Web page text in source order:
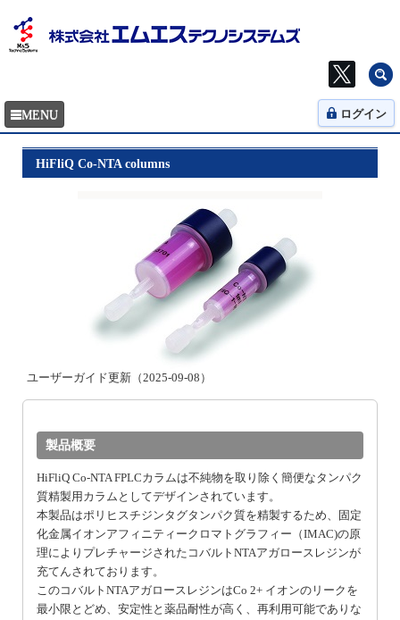
ログイン
HiFliQ Co-NTA columns
ユーザーガイド更新（2025-09-08）
製品概要
HiFliQ Co-NTA FPLCカラムは不純物を取り除く簡便なタンパク
質精製用カラムとしてデザインされています。
本製品はポリヒスチジンタグタンパク質を精製するため、固定
化金属イオンアフィニティークロマトグラフィー（IMAC)の原
理によりプレチャージされたコバルトNTAアガロースレジンが
充てんされております。
このコバルトNTAアガロースレジンはCo 2+ イオンのリークを
最小限とどめ、安定性と薬品耐性が高く、再利用可能でありな